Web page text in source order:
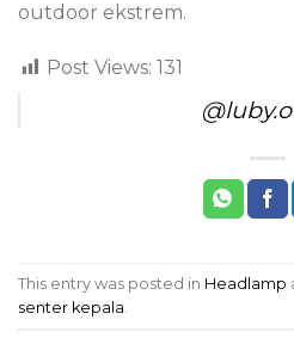
outdoor ekstrem.
Post Views: 131
This entry was posted in Headlamp
senter kepala